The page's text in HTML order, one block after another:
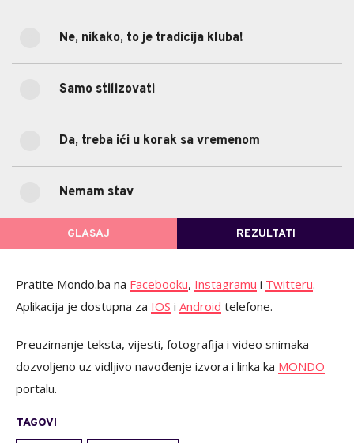
(11)
Da, treba ići u korak sa vremenom
Nemam stav
POVRATAK NA GLASANJE
Ne, nikako, to je tradicija kluba!
Samo stilizovati
Da, treba ići u korak sa vremenom
Nemam stav
GLASAJ REZULTATI
Pratite Mondo.ba na Facebooku, Instagramu i Twitteru.
Aplikacija je dostupna za IOS i Android telefone.
Preuzimanje teksta, vijesti, fotografija i video snimaka
dozvoljeno uz vidljivo navođenje izvora i linka ka MONDO
portalu.
TAGOVI